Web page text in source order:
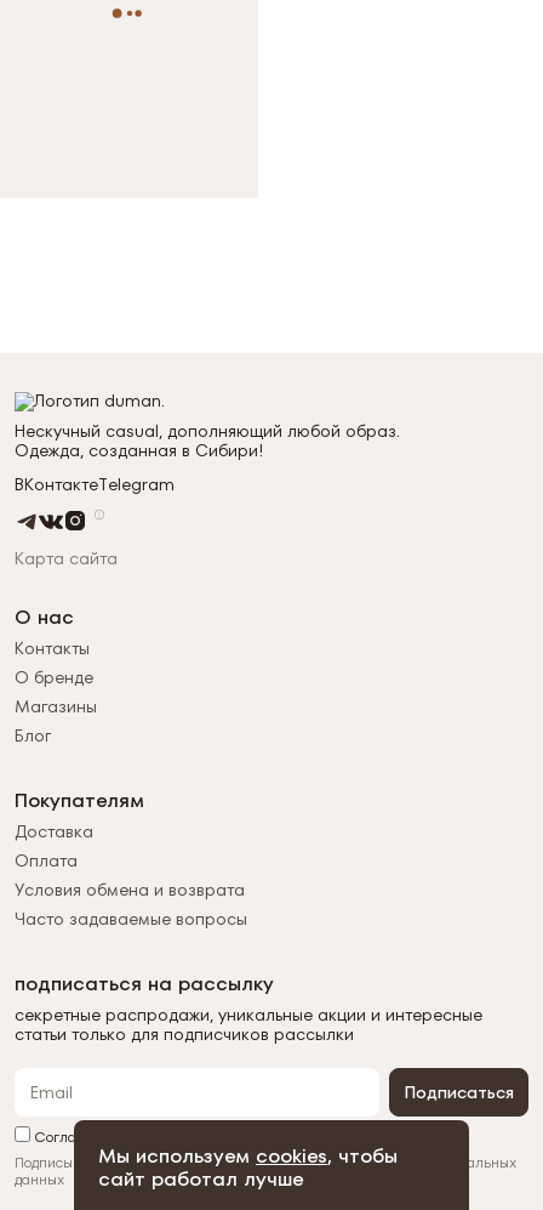
Мы используем cookies, чтобы
сайт работал лучше
Нескучный casual, дополняющий любой образ.
Одежда, созданная в Сибири!
ВКонтактеTelegram
Карта сайта
О нас
Контакты
О бренде
Магазины
Блог
Покупателям
Доставка
Оплата
Условия обмена и возврата
Часто задаваемые вопросы
подписаться на рассылку
секретные распродажи, уникальные акции и интересные
статьи только для подписчиков рассылки
Подписаться
Согласен с обработкой персональных данных
Подписываясь на рассылку, вы соглашаетесь с обработкой персональных
данных